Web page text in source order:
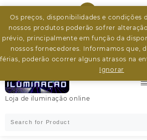
Os preços, disponibilidades e condições
nossos produtos poderão sofrer
prévio, principalmente em função da
nossos fornecedores. Informamos que,
férias, poderão ocorrer alguns atrasos na
Ignorar
Skip
content
Loja de iluminação online